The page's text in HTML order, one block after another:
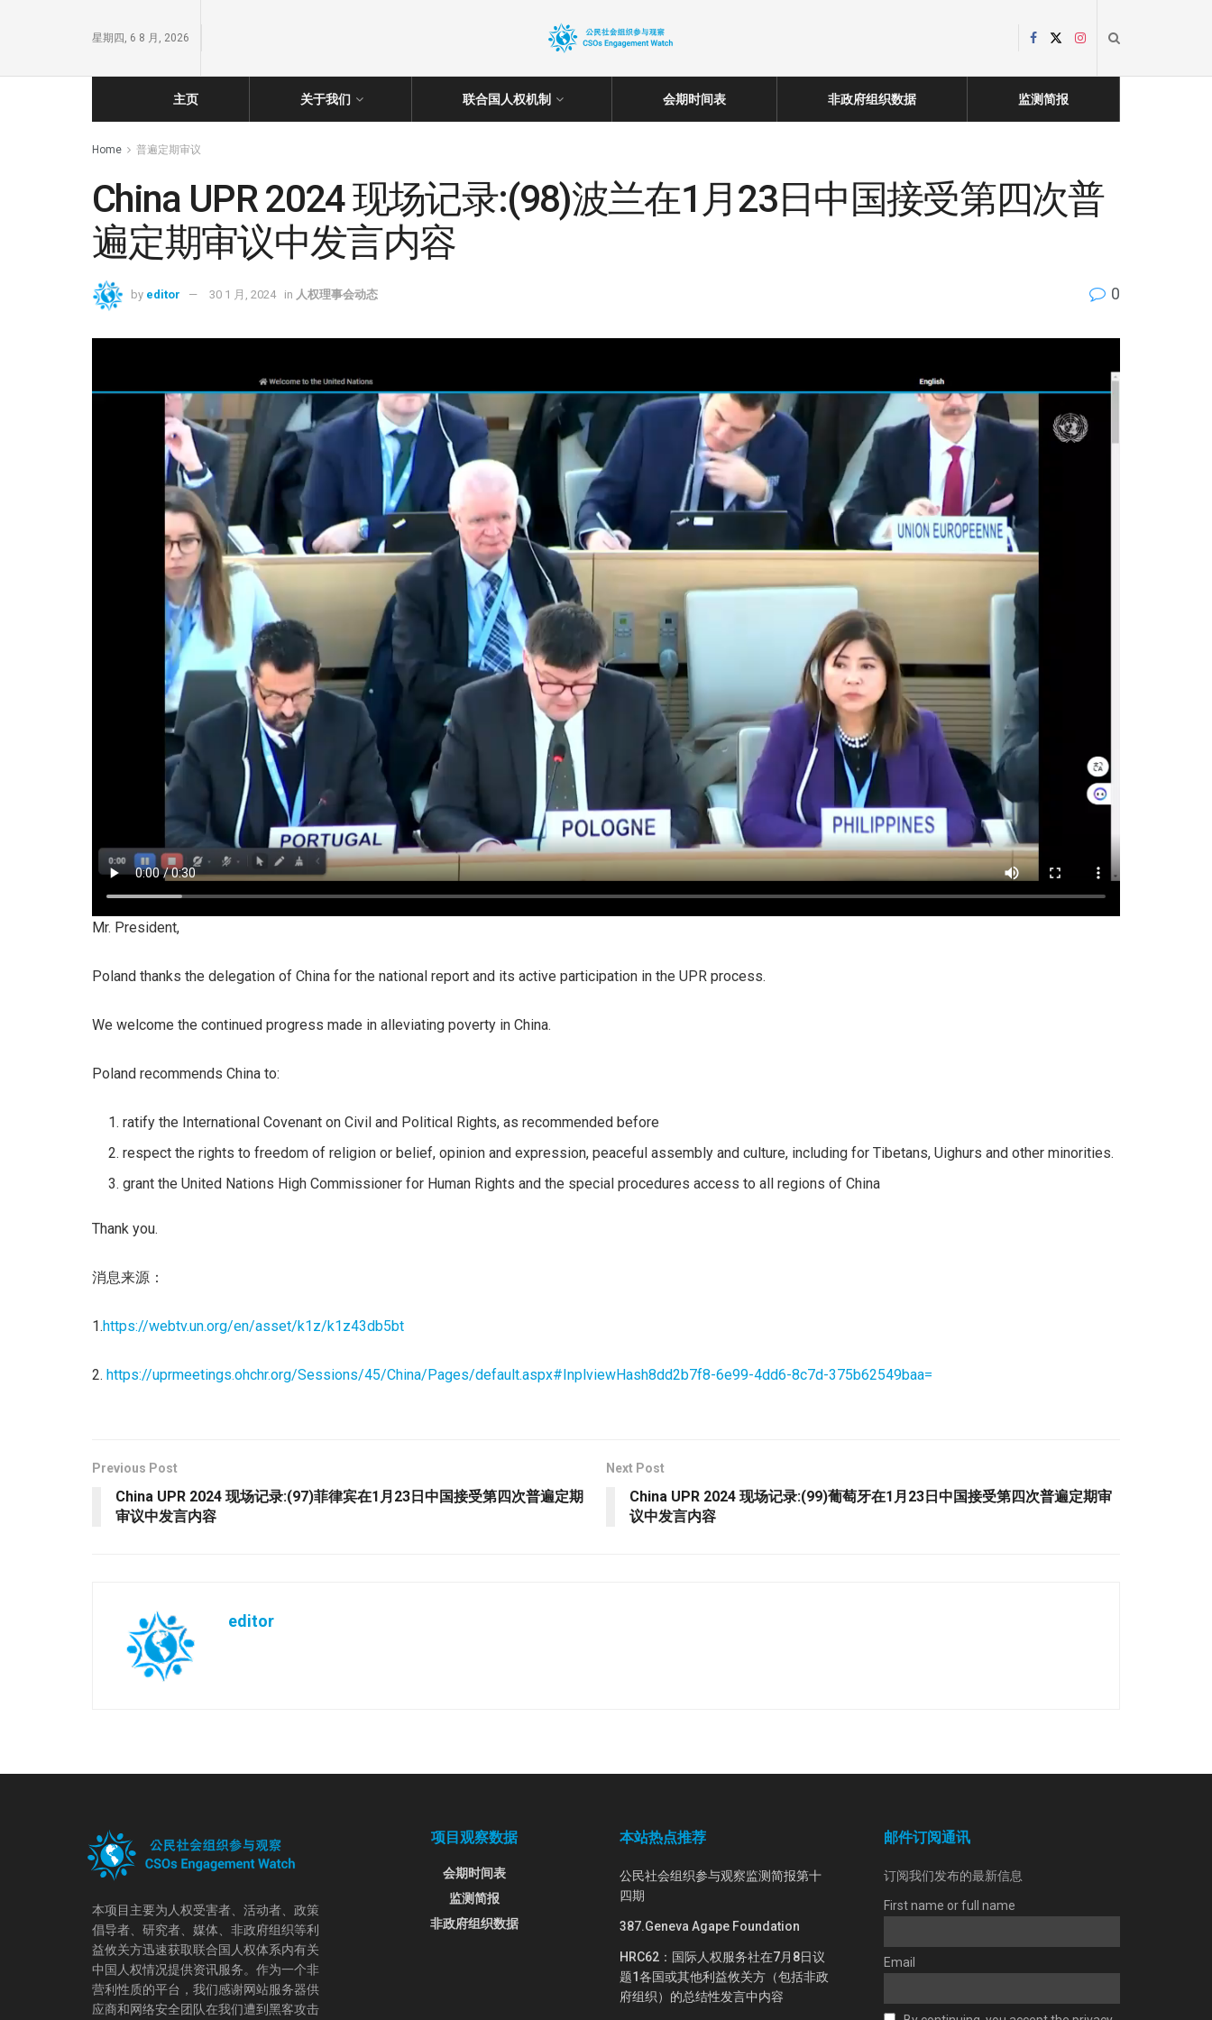
星期四, 6 8 月, 2026
主页 关于我们 联合国人权机制 会期时间表 非政府组织数据 监测简报
Home 普遍定期审议
China UPR 2024 现场记录:(98)波兰在1月23日中国接受第四次普
遍定期审议中发言内容
by editor 30 1 月, 2024 in 人权理事会动态 0
Mr. President,
Poland thanks the delegation of China for the national report and its active participation in the UPR process.
We welcome the continued progress made in alleviating poverty in China.
Poland recommends China to:
ratify the International Covenant on Civil and Political Rights, as recommended before
respect the rights to freedom of religion or belief, opinion and expression, peaceful assembly and culture, including for Tibetans, Uighurs and other minorities.
grant the United Nations High Commissioner for Human Rights and the special procedures access to all regions of China
Thank you.
消息来源：
1.https://webtv.un.org/en/asset/k1z/k1z43db5bt
2. https://uprmeetings.ohchr.org/Sessions/45/China/Pages/default.aspx#InplviewHash8dd2b7f8-6e99-4dd6-8c7d-375b62549baa=
Previous Post
China UPR 2024 现场记录:(97)菲律宾在1月23日中国接受第四次普遍定期
审议中发言内容
Next Post
China UPR 2024 现场记录:(99)葡萄牙在1月23日中国接受第四次普遍定期审
议中发言内容
editor
本项目主要为人权受害者、活动者、政策
倡导者、研究者、媒体、非政府组织等利
益攸关方迅速获取联合国人权体系内有关
中国人权情况提供资讯服务。作为一个非
营利性质的平台，我们感谢网站服务器供
应商和网络安全团队在我们遭到黑客攻击
项目观察数据
会期时间表
监测简报
非政府组织数据
本站热点推荐
公民社会组织参与观察监测简报第十
四期
387.Geneva Agape Foundation
HRC62：国际人权服务社在7月8日议
题1各国或其他利益攸关方（包括非政
府组织）的总结性发言中内容
邮件订阅通讯
订阅我们发布的最新信息
First name or full name
Email